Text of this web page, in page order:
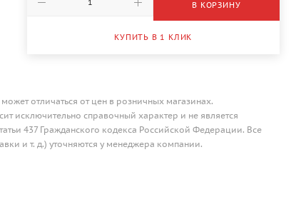
В КОРЗИНУ
КУПИТЬ В 1 КЛИК
отличаться от цен в розничных магазинах.
исключительно справочный характер и не является
437 Гражданского кодекса Российской Федерации. Все
и т. д.) уточняются у менеджера компании.